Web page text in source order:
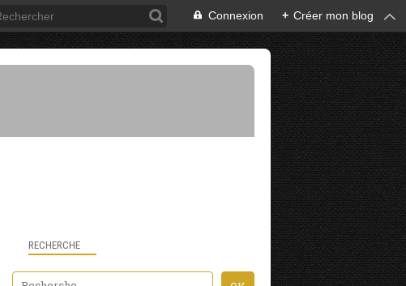
Connexion + Créer mon blog
RECHERCHE